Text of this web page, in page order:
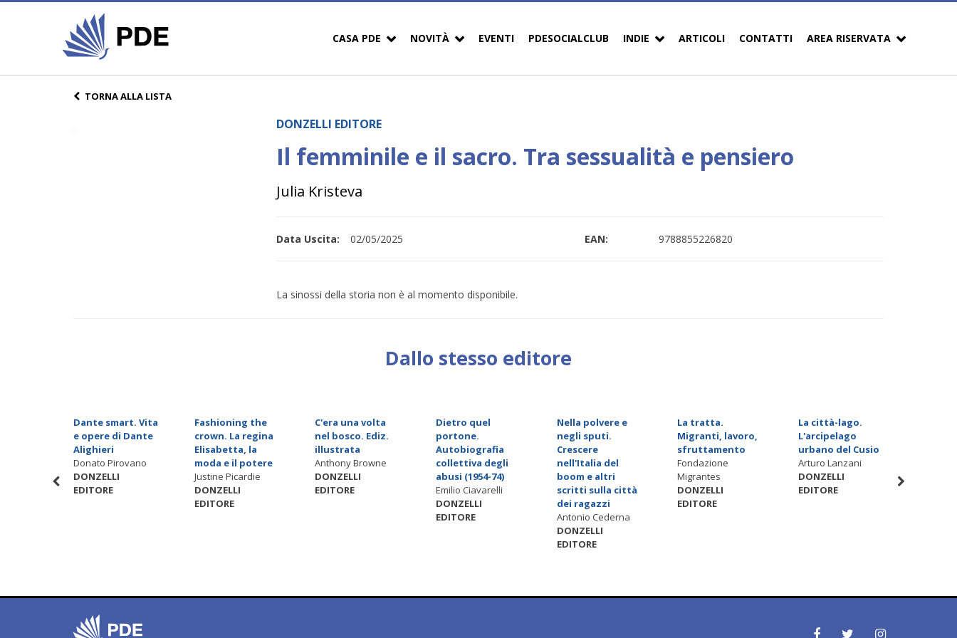
CASA PDE NOVITÀ EVENTI PDESOCIALCLUB INDIE ARTICOLI CONTATTI AREA RISERVATA
TORNA ALLA LISTA
DONZELLI EDITORE
Il femminile e il sacro. Tra sessualità e pensiero
Julia Kristeva
Data Uscita: 02/05/2025 EAN: 9788855226820
La sinossi della storia non è al momento disponibile.
Dallo stesso editore
Dante smart. Vita
e opere di Dante
Alighieri
Donato Pirovano
DONZELLI
EDITORE
Fashioning the
crown. La regina
Elisabetta, la
moda e il potere
Justine Picardie
DONZELLI
EDITORE
C'era una volta
nel bosco. Ediz.
illustrata
Anthony Browne
DONZELLI
EDITORE
Dietro quel
portone.
Autobiografia
collettiva degli
abusi (1954-74)
Emilio Ciavarelli
DONZELLI
EDITORE
Nella polvere e
negli sputi.
Crescere
nell'Italia del
boom e altri
scritti sulla città
dei ragazzi
Antonio Cederna
DONZELLI
EDITORE
La tratta.
Migranti, lavoro,
sfruttamento
Fondazione
Migrantes
DONZELLI
EDITORE
La città-lago.
L'arcipelago
urbano del Cusio
Arturo Lanzani
DONZELLI
EDITORE